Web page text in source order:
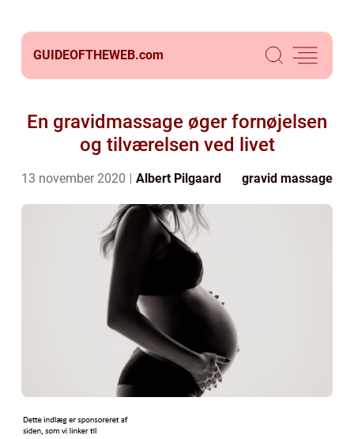
GUIDEOFTHEWEB.com
En gravidmassage øger fornøjelsen
og tilværelsen ved livet
13 november 2020 Albert Pilgaard gravid massage